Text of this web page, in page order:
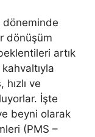
döneminde
dönüşüm
artık
hızlı ve
İşte
beyni olarak
(PMS –